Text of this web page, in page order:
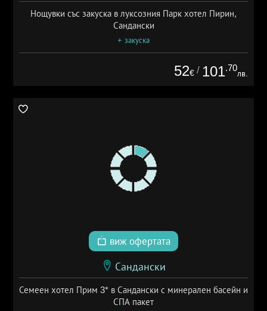
Нощувки със закуска в луксозния Парк хотел Пирин,
Сандански
+ закуска
52€ / 101.70
лв.
виж офертата
Сандански
Семеен хотел Прим 3* в Сандански с минерален басейн и
СПА пакет